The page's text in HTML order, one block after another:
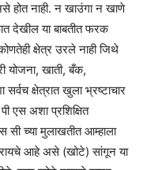
होत नाही. न खाउंगा न खाणे
देखील या बाबतीत फरक
क्षेत्र उरले नाही जिथे
योजना, खाती, बँक,
क्षेत्रात खुला भ्रष्टाचार
एस अशा प्रशिक्षित
सी च्या मुलाखतीत आम्हाला
आहे असे (खोटे) सांगून या